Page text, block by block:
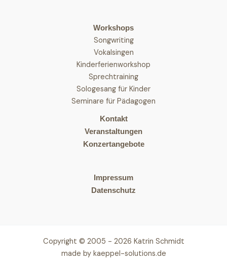
Workshops
Songwriting
Vokalsingen
Kinderferienworkshop
Sprechtraining
Sologesang für Kinder
Seminare für Pädagogen
Kontakt
Veranstaltungen
Konzertangebote
Impressum
Datenschutz
Copyright © 2005 - 2026 Katrin Schmidt
made by kaeppel-solutions.de